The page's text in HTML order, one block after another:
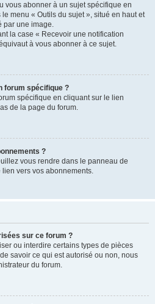
vous abonner à un sujet spécifique en
menu « Outils du sujet », situé en haut et
par une image.
la case « Recevoir une notification
à vous abonner à ce sujet.
forum spécifique ?
spécifique en cliquant sur le lien
de la page du forum.
?
vous rendre dans le panneau de
lien vers vos abonnements.
sur ce forum ?
ou interdire certains types de pièces
savoir ce qui est autorisé ou non, nous
du forum.